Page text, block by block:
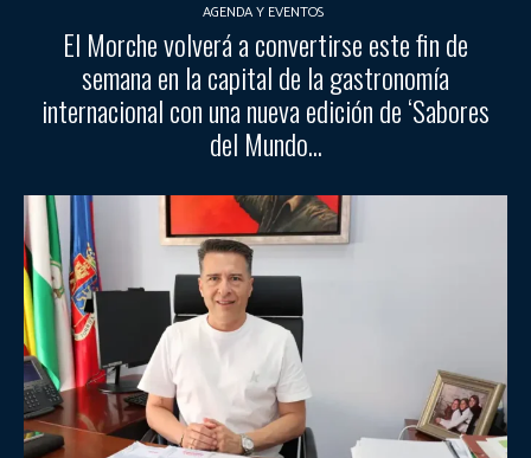
AGENDA Y EVENTOS
El Morche volverá a convertirse este fin de
semana en la capital de la gastronomía
internacional con una nueva edición de ‘Sabores
del Mundo...